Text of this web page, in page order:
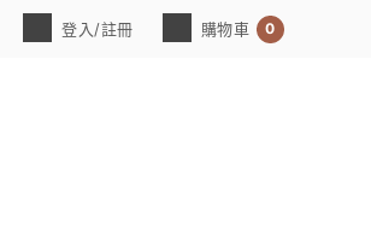
登入/註冊 購物車 0